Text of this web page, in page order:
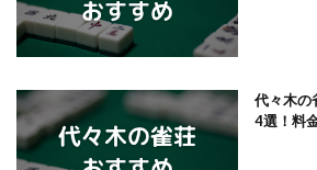
代々木の
4選！料